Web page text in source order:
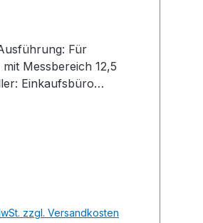
Für
Messbereich 12,5
Einkaufsbüro
zzgl. Versandkosten